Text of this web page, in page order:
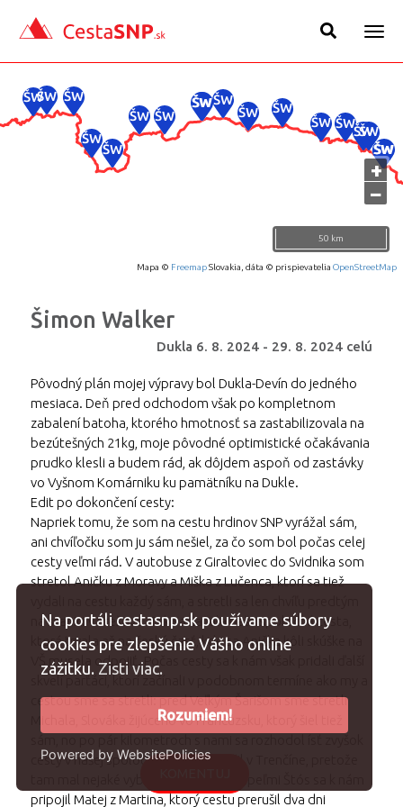
Na portáli cestasnp.sk používame súbory
cookies pre zlepšenie Vášho online
zážitku. Zisti viac.
Rozumiem!
Powered by WebsitePolicies
+
−
50 km
Mapa © FreemapSlovakia, dáta © prispievatelia OpenStreetMap
Šimon Walker
Dukla 6. 8. 2024 - 29. 8. 2024 celú
Pôvodný plán mojej výpravy bol Dukla-Devín do jedného
mesiaca. Deň pred odchodom však po kompletnom
zabalení batoha, ktorého hmotnosť sa zastabilizovala na
bezútešných 21kg, moje pôvodné optimistické očakávania
prudko klesli a budem rád, ak dôjdem aspoň od zastávky
vo Vyšnom Komárniku ku pamätníku na Dukle.
Edit po dokončení cesty:
Napriek tomu, že som na cestu hrdinov SNP vyrážal sám,
ani chvíľočku som ju sám nešiel, za čo som bol počas celej
cesty veľmi rád. V autobuse z Giraltoviec do Svidnika som
stretol Aničku z Moravy a Miška z Lučenca, ktorí sa tiež
na stanici v Prešove. Tak sa začala naša spoločná cesta,
ktorá trvala až na českú časť, kde sa Anička kôli skúške na
VŠ musela odpojiť. Počas cesty sa k nám však pridali ďalší
cestou sme sa stretli: pred Veľkým Šarišom sme stretli
Michala, Slováka žijúceho vo Francúzsku, ktorý šiel tiež
cesty v našej spoločnosti. On skončil v Trenčíne, pretože
pripojil Matej z Martina, ktorý cestu prerušil dva dni